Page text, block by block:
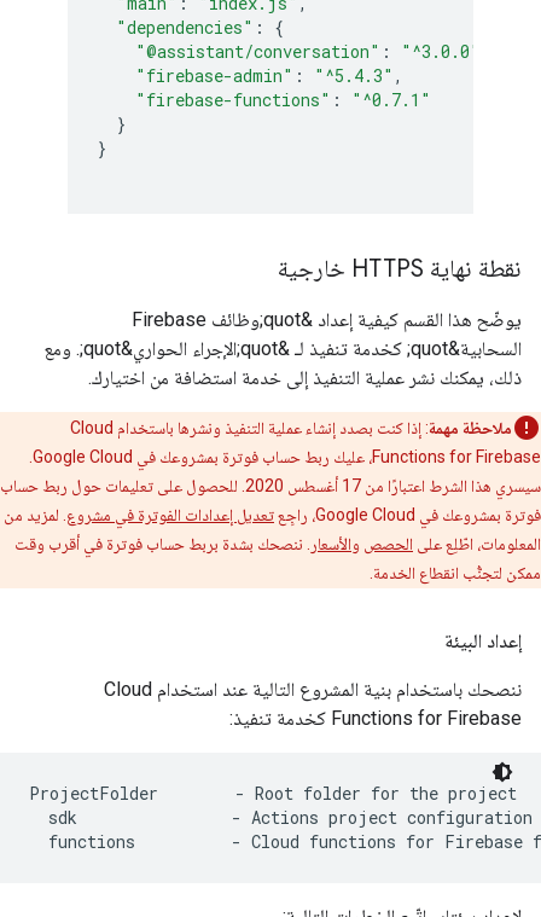
"dependencies" :
{
"@assistant/conversation" : "^3.0.0"
"firebase-admin" : "^5.4.3" ,
"firebase-functions" :
"^0.7.1"
}
}
نقطة نهاية HTTPS خارجية
يوضّح هذا القسم كيفية إعداد &quot;وظائف Firebase
السحابية&quot; كخدمة تنفيذ لـ &quot;الإجراء الحواري&quot;. ومع
ذلك، يمكنك نشر عملية التنفيذ إلى خدمة استضافة من اختيارك.
ملاحظة مهمة
: إذا كنت بصدد إنشاء عملية التنفيذ ونشرها باستخدام Cloud
سيسري هذا الشرط اعتبارًا من 17 أغسطس 2020. للحصول على تعليمات حول ربط حساب
فوترة بمشروعك في Google Cloud، راجِع
تعديل إعدادات الفوترة في مشروع . لمزيد من
المعلومات، اطّلِع على الحصص والأسعار
. ننصحك بشدة بربط حساب فوترة في أقرب وقت
ممكن لتجنُّب انقطاع الخدمة.
إعداد البيئة
ننصحك باستخدام بنية المشروع التالية عند استخدام Cloud
Functions for Firebase كخدمة تنفيذ:
ProjectFolder        - Root folder for the project
sdk                - Actions project configuration